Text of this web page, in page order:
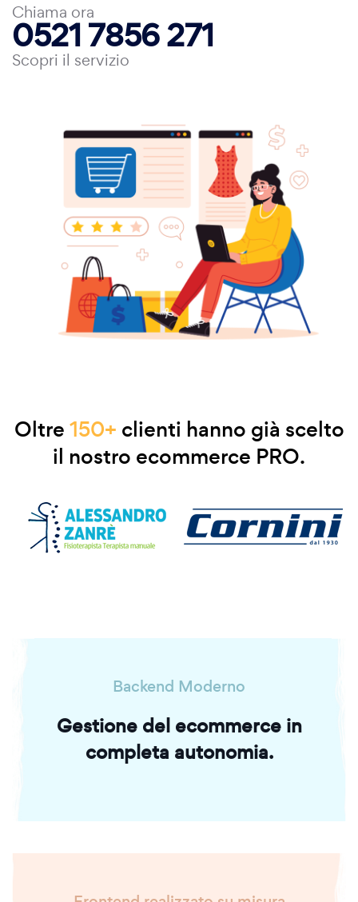
Chiama ora
0521 7856 271
Scopri il servizio
Oltre150+ clienti hanno già scelto
il nostro ecommerce PRO.
Backend Moderno
Gestione del ecommerce in
completa autonomia.